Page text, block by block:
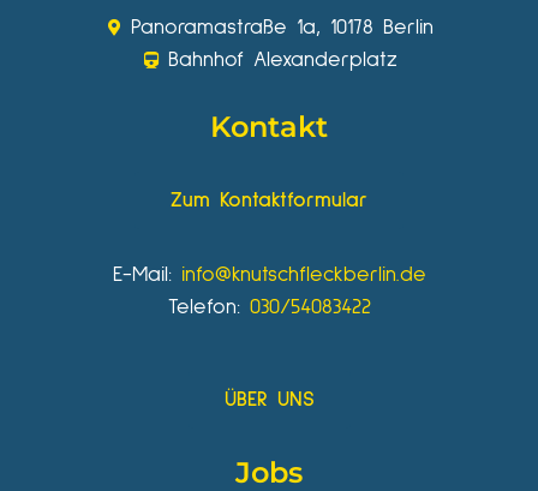
Panoramastraße 1a, 10178 Berlin
Bahnhof Alexanderplatz
Kontakt
Zum Kontaktformular
E-Mail: info@knutschfleckberlin.de
Telefon: 030/54083422
ÜBER UNS
Jobs